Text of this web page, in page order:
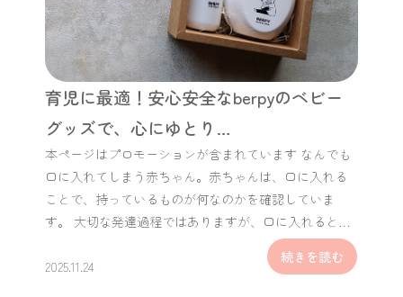
育児に最適！安心安全なberpyのベビー
グッズで、心にゆとり…
本ページはプロモーションが含まれています なんでも
口に入れてしまう赤ちゃん。赤ちゃんは、口に入れる
ことで、持っているものが何なのかを確認していま
す。 大切な発達過程ではありますが、口に入れると…
2025.11.24
続きを読む